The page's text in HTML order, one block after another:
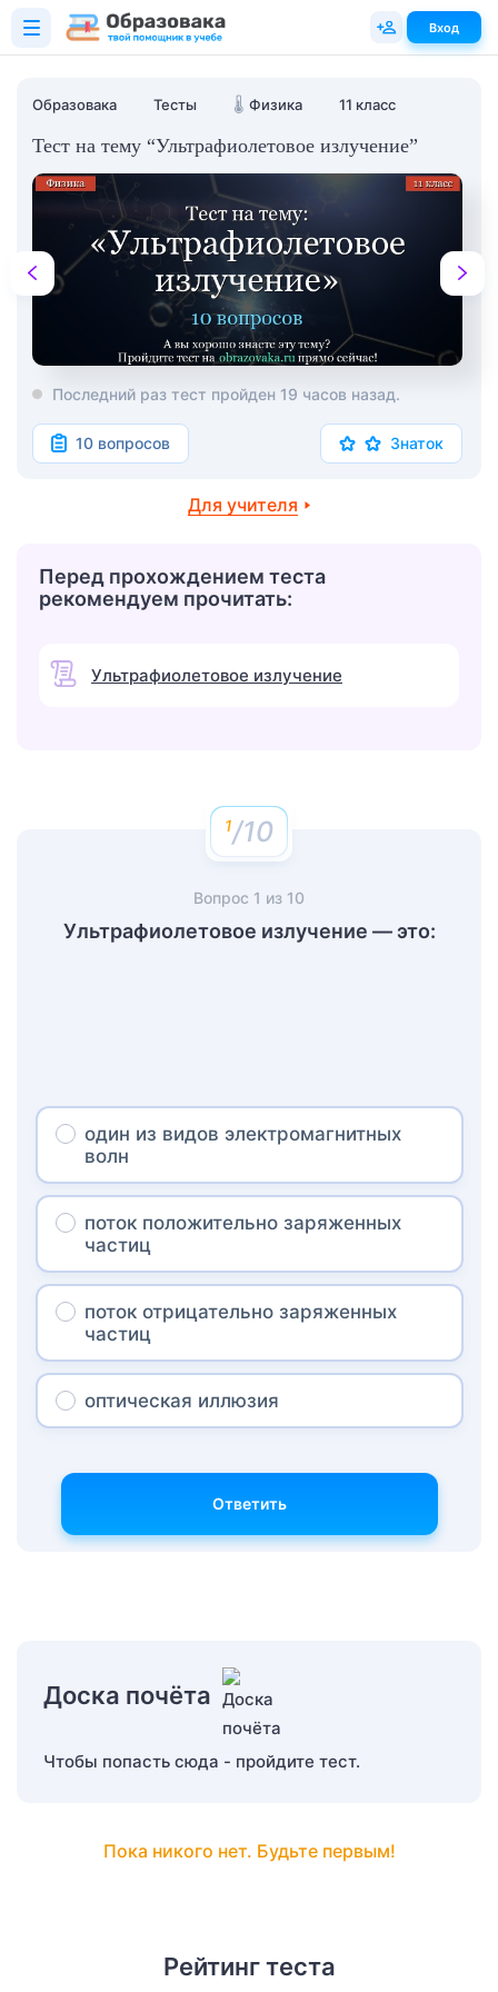
Образовака Тесты 🌡️ Физика 11 класс
Тест на тему “Ультрафиолетовое излучение”
Последний раз тест пройден 19 часов назад.
10 вопросов Знаток
Для учителя
Перед прохождением теста
рекомендуем прочитать:
Ультрафиолетовое излучение
/10
Вопрос 1 из 10
Ультрафиолетовое излучение — это:
один из видов электромагнитных
волн
поток положительно заряженных
частиц
поток отрицательно заряженных
частиц
оптическая иллюзия
Ответить
Доска почёта
Чтобы попасть сюда - пройдите тест.
Пока никого нет. Будьте первым!
Рейтинг теста
Вход